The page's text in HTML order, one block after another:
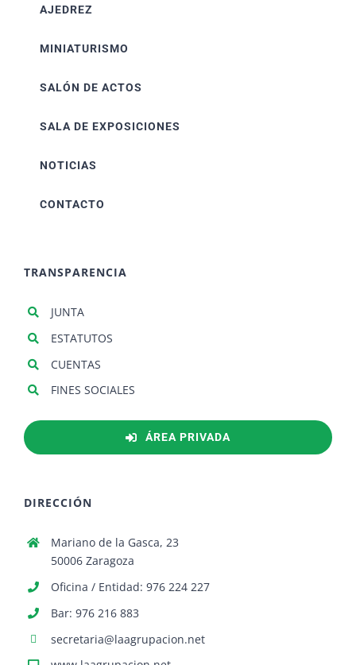
AJEDREZ
MINIATURISMO
SALÓN DE ACTOS
SALA DE EXPOSICIONES
NOTICIAS
CONTACTO
TRANSPARENCIA
JUNTA
ESTATUTOS
CUENTAS
FINES SOCIALES
ÁREA PRIVADA
DIRECCIÓN
Mariano de la Gasca, 23
50006 Zaragoza
Oficina / Entidad: 976 224 227
Bar: 976 216 883
secretaria@laagrupacion.net